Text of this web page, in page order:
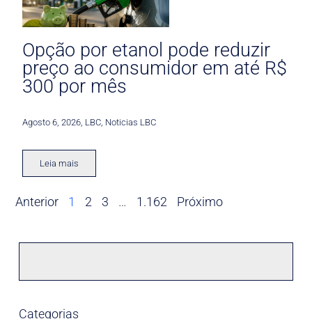
Opção por etanol pode reduzir
preço ao consumidor em até R$
300 por mês
Agosto 6, 2026 LBC Noticias LBC
Leia mais
Anterior 1 2 3 … 1.162 Próximo
Categorias